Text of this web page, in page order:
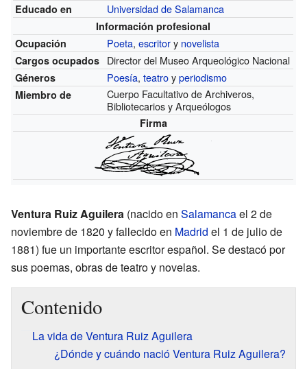
Educado en Universidad de Salamanca
Información profesional
Ocupación
Poeta,escritory novelista
Cargos ocupados Director del Museo Arqueológico Nacional
Géneros Poesía,teatroyperiodismo
Miembro de
Cuerpo Facultativo de Archiveros,
Bibliotecarios y Arqueólogos
Firma
Ventura Ruiz Aguilera (nacido en Salamancael 2 de
noviembre de 1820 y fallecido en Madrid el 1 de julio de
1881) fue un importante escritor español. Se destacó por
sus poemas, obras de teatro y novelas.
Contenido
La vida de Ventura Ruiz Aguilera
¿Dónde y cuándo nació Ventura Ruiz Aguilera?